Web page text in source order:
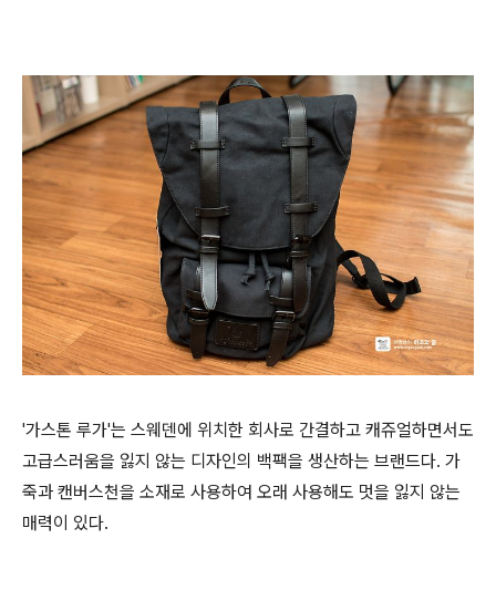
'가스톤 루가'는 스웨덴에 위치한 회사로 간결하고 캐쥬얼하면서도
고급스러움을 잃지 않는 디자인의 백팩을 생산하는 브랜드다. 가
죽과 캔버스천을 소재로 사용하여 오래 사용해도 멋을 잃지 않는
매력이 있다.